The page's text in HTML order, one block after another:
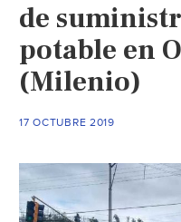
de
potable en
(Milenio)
17 OCTUBRE 2019